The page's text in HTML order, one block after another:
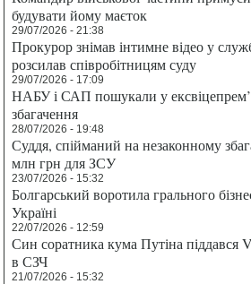
будувати йому маєток
29/07/2026 - 21:38
Прокурор знімав інтимне відео у
розсилав співробітницям суду
29/07/2026 - 17:09
НАБУ і САП пошукали у
збагачення
28/07/2026 - 19:48
Суддя, спійманий на незаконному
млн грн для ЗСУ
23/07/2026 - 15:32
Болгарський воротила грального
Україні
22/07/2026 - 12:59
Син соратника кума Путіна піддався
в СЗЧ
21/07/2026 - 15:32